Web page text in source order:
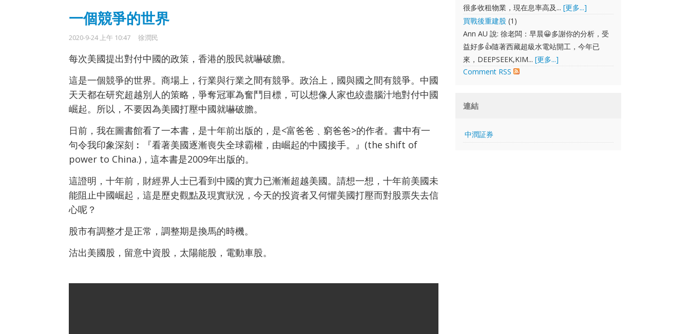
一個競爭的世界
2020-9-24 上午 10:47 徐潤民
每次美國提出對付中國的政策，香港的股民就嚇破膽。
這是一個競爭的世界。商場上，行業與行業之間有競爭。政治上，國與國之間有競爭。中國
天天都在研究超越別人的策略，爭奪冠軍為奮鬥目標，可以想像人家也絞盡腦汁地對付中國
崛起。所以，不要因為美國打壓中國就嚇破膽。
日前，我在圖書館看了一本書，是十年前出版的，是<富爸爸﹑窮爸爸>的作者。書中有一
句令我印象深刻︰『看著美國逐漸喪失全球霸權，由崛起的中國接手。』(the shift of
power to China.)，這本書是2009年出版的。
這證明，十年前，財經界人士已看到中國的實力已漸漸超越美國。請想一想，十年前美國未
能阻止中國崛起，這是歷史觀點及現實狀況，今天的投資者又何懼美國打壓而對股票失去信
心呢？
股市有調整才是正常，調整期是換馬的時機。
沽出美國股，留意中資股，太陽能股，電動車股。
很多收租物業，現在息率高及...[更多...]
買戰後重建股 (1)
Ann AU 說: 徐老闆：早晨😀多謝你的分析，受
益好多👍隨著西藏超級水電站開工，今年已
來，DEEPSEEK,KIM...[更多...]
Comment RSS
連結
中潤証券